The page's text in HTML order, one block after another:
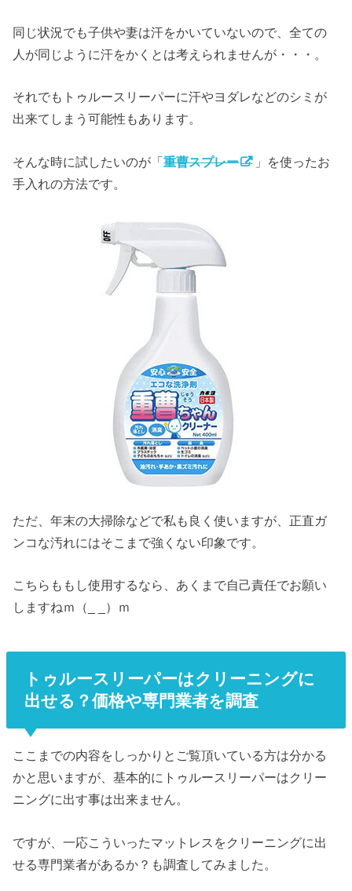
同じ状況でも子供や妻は汗をかいていないので、全ての
人が同じように汗をかくとは考えられませんが・・・。
それでもトゥルースリーパーに汗やヨダレなどのシミが
出来てしまう可能性もあります。
そんな時に試したいのが「重曹スプレー
」を使ったお
手入れの方法です。
ただ、年末の大掃除などで私も良く使いますが、正直ガ
ンコな汚れにはそこまで強くない印象です。
こちらももし使用するなら、あくまで自己責任でお願い
しますねｍ（_ _）ｍ
トゥルースリーパーはクリーニングに
出せる？価格や専門業者を調査
ここまでの内容をしっかりとご覧頂いている方は分かる
かと思いますが、基本的にトゥルースリーパーはクリー
ニングに出す事は出来ません。
ですが、一応こういったマットレスをクリーニングに出
せる専門業者があるか？も調査してみました。